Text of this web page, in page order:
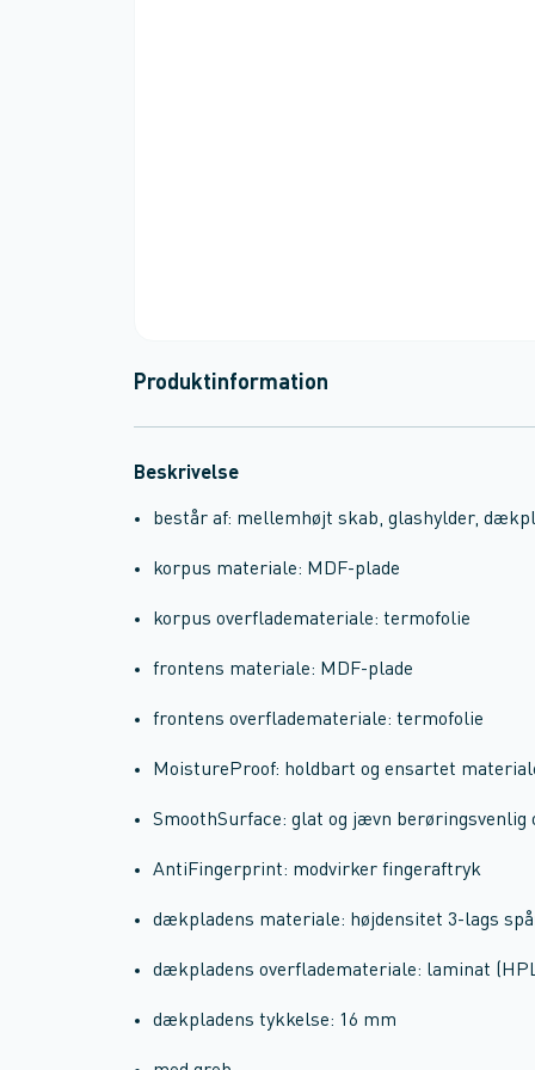
Produktinformation
Beskrivelse
består af: mellemhøjt skab, glashylder,
korpus materiale: MDF-plade
korpus overflademateriale: termofolie
frontens materiale: MDF-plade
frontens overflademateriale: termofolie
MoistureProof: holdbart og ensartet
SmoothSurface: glat og jævn berøringsvenlig
AntiFingerprint: modvirker fingeraftryk
dækpladens materiale: højdensitet 3-lags
dækpladens overflademateriale: laminat
dækpladens tykkelse: 16 mm